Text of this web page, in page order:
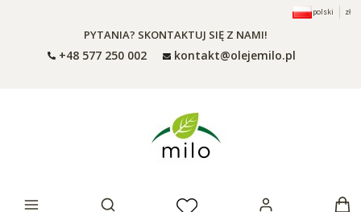
polski zł
PYTANIA? SKONTAKTUJ SIĘ Z NAMI!
+48 577 250 002 kontakt@olejemilo.pl
Otwórz wyszukiwarkę